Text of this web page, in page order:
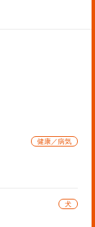
健康／病気
犬